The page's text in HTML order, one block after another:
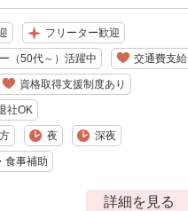
フリーター歓迎
（50代～）活躍中 交通費支給
資格取得支援制度あり
社OK
夜 深夜
食事補助
詳細を見る